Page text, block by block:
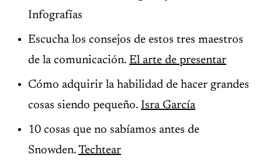
Infografías
Escucha los consejos de estos tres maestros
de la comunicación. El arte de presentar
Cómo adquirir la habilidad de hacer grandes
cosas siendo pequeño. Isra García
10 cosas que no sabíamos antes de
Snowden. Techtear